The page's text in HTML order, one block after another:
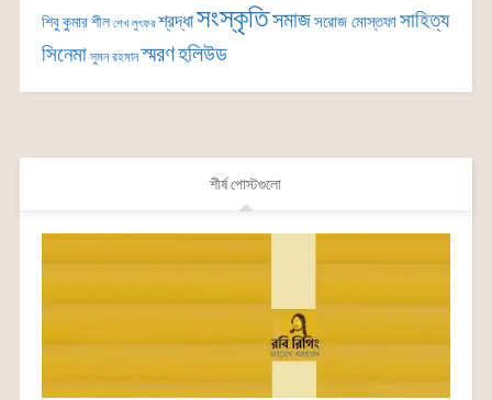
শিবু কুমার শীল শেখ লুৎফর শ্রদ্ধাসংস্কৃতিসমাজসরোজ মোস্তফাসাহিত্য
সিনেমা সুমন রহমান স্মরণহলিউড
শীর্ষ পোস্টগুলো